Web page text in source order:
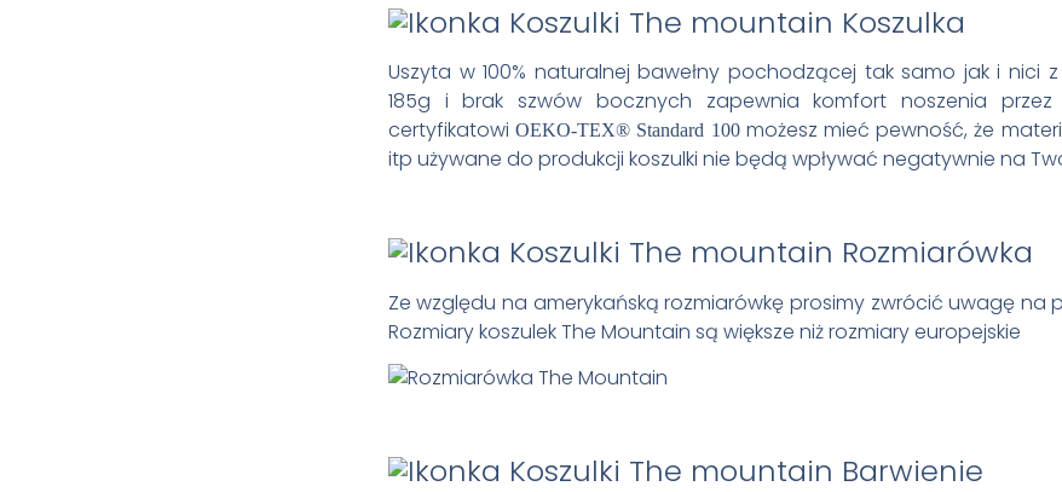
Koszulka
Uszyta w 100% naturalnej bawełny pochodzącej tak samo jak i nici z
185g i brak szwów bocznych zapewnia komfort noszenia przez
certyfikatowiOEKO-TEX® Standard 100 możesz mieć pewność, że
itp używane do produkcji koszulki nie będą wpływać negatywnie na
Rozmiarówka
Ze względu na amerykańską rozmiarówkę prosimy zwrócić uwagę na
Rozmiary koszulek The Mountain są większe niż rozmiary europejskie
Barwienie